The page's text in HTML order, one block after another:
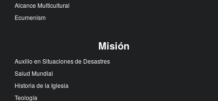
Alcance Multicultural
Ecumenism
Misión
Auxilio en Situaciones de Desastres
Salud Mundial
Historia de la Iglesia
Teología